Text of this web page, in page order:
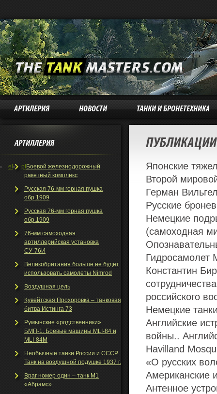
АРТИЛЕРИЯ НОВОСТИ ТАНКИ И БРОНЕТЕХНИКА
АРТИЛЛЕРИЯ
el ptБоевой железнодорожный
ракетный комплекс
Русская 76-мм горная пушка
обр.1909
Русская 76-мм горная пушка
обр.1909
76-мм самоходная
артиллерийская установка
СУ-76И
Великобритания больше не будет
использовать самолеты Nimrod
Воздушная цель
Кувейтская Прохоровка – танковая
битва Истинга 73
Румынские «родственники»
БМП-1. Боевые машины MLI-84 и
MLI-84M
Необычные танки Росcии и СССР.
Танк на воздушной подушке 1937 г.
Враг номер один – танк М1
«Абрамс»
ПУБЛИКАЦИИ
Японские
Второй
Герман
Русские
Немецкие
(самоходная
Гидросамолет
Константин
российского
Немецкие
Английские
войны..
Havilland
«О русских
Американские
Антенное